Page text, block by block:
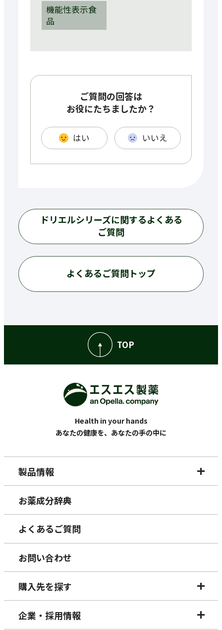
機能性表示食
品
ご質問の回答は
お役にたちましたか？
はい いいえ
ドリエルシリーズに関するよくある
ご質問
よくあるご質問トップ
TOP
Health in your hands
あなたの健康を、あなたの手の中に
製品情報
お薬成分辞典
よくあるご質問
お問い合わせ
購入先を探す
企業・採用情報